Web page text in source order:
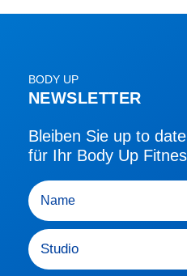
BODY UP
NEWSLETTER
Bleiben Sie up to
für Ihr Body Up